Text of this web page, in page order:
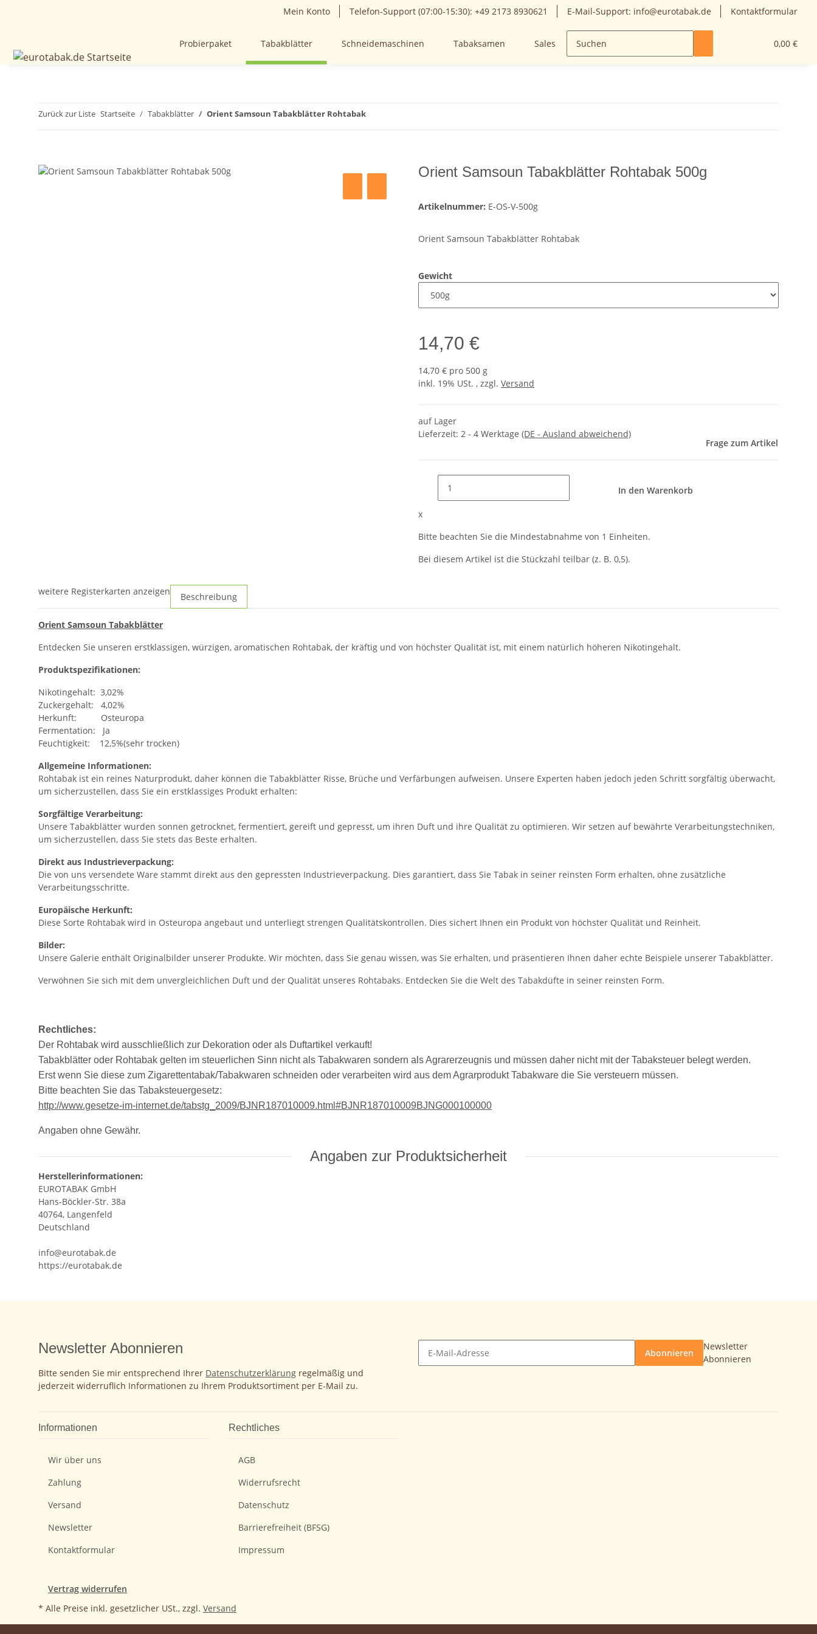
Mein Konto Telefon-Support (07:00-15:30): +49 2173 8930621 E-Mail-Support: info@eurotabak.de Kontaktformular
0,00 €
Probierpaket Tabakblätter Schneidemaschinen Tabaksamen Sales
Zurück zur Liste Startseite Tabakblätter Orient Samsoun Tabakblätter Rohtabak
Orient Samsoun Tabakblätter Rohtabak 500g
Artikelnummer: E-OS-V-500g
Orient Samsoun Tabakblätter Rohtabak
Gewicht
14,70 €
14,70 € pro 500 g
inkl. 19% USt. , zzgl. Versand
auf Lager
Lieferzeit: 2 - 4 Werktage (DE - Ausland abweichend)
Frage zum Artikel
In den Warenkorb
x
Bitte beachten Sie die Mindestabnahme von 1 Einheiten.
Bei diesem Artikel ist die Stückzahl teilbar (z. B. 0,5).
weitere Registerkarten anzeigen Beschreibung
Orient Samsoun Tabakblätter
Entdecken Sie unseren erstklassigen, würzigen, aromatischen Rohtabak, der kräftig und von höchster Qualität ist, mit einem natürlich höheren Nikotingehalt.
Produktspezifikationen:
Nikotingehalt: 3,02%
Zuckergehalt: 4,02%
Herkunft: Osteuropa
Fermentation: Ja
Feuchtigkeit: 12,5%(sehr trocken)
Allgemeine Informationen:
Rohtabak ist ein reines Naturprodukt, daher können die Tabakblätter Risse, Brüche und Verfärbungen aufweisen. Unsere Experten haben jedoch jeden Schritt sorgfältig überwacht,
um sicherzustellen, dass Sie ein erstklassiges Produkt erhalten:
Sorgfältige Verarbeitung:
Unsere Tabakblätter wurden sonnen getrocknet, fermentiert, gereift und gepresst, um ihren Duft und ihre Qualität zu optimieren. Wir setzen auf bewährte Verarbeitungstechniken,
um sicherzustellen, dass Sie stets das Beste erhalten.
Direkt aus Industrieverpackung:
Die von uns versendete Ware stammt direkt aus den gepressten Industrieverpackung. Dies garantiert, dass Sie Tabak in seiner reinsten Form erhalten, ohne zusätzliche
Verarbeitungsschritte.
Europäische Herkunft:
Diese Sorte Rohtabak wird in Osteuropa angebaut und unterliegt strengen Qualitätskontrollen. Dies sichert Ihnen ein Produkt von höchster Qualität und Reinheit.
Bilder:
Unsere Galerie enthält Originalbilder unserer Produkte. Wir möchten, dass Sie genau wissen, was Sie erhalten, und präsentieren Ihnen daher echte Beispiele unserer Tabakblätter.
Verwöhnen Sie sich mit dem unvergleichlichen Duft und der Qualität unseres Rohtabaks. Entdecken Sie die Welt des Tabakdüfte in seiner reinsten Form.
Rechtliches:
Der Rohtabak wird ausschließlich zur Dekoration oder als Duftartikel verkauft!
Tabakblätter oder Rohtabak gelten im steuerlichen Sinn nicht als Tabakwaren sondern als Agrarerzeugnis und müssen daher nicht mit der Tabaksteuer belegt werden.
Erst wenn Sie diese zum Zigarettentabak/Tabakwaren schneiden oder verarbeiten wird aus dem Agrarprodukt Tabakware die Sie versteuern müssen.
Bitte beachten Sie das Tabaksteuergesetz:
http://www.gesetze-im-internet.de/tabstg_2009/BJNR187010009.html#BJNR187010009BJNG000100000
Angaben ohne Gewähr.
Angaben zur Produktsicherheit
Herstellerinformationen:
EUROTABAK GmbH
Hans-Böckler-Str. 38a
40764, Langenfeld
Deutschland
info@eurotabak.de
https://eurotabak.de
Newsletter Abonnieren
Bitte senden Sie mir entsprechend Ihrer Datenschutzerklärung regelmäßig und
jederzeit widerruflich Informationen zu Ihrem Produktsortiment per E-Mail zu.
Abonnieren
Newsletter
Abonnieren
Informationen
Wir über uns
Zahlung
Versand
Newsletter
Kontaktformular
Rechtliches
AGB
Widerrufsrecht
Datenschutz
Barrierefreiheit (BFSG)
Impressum
Vertrag widerrufen
* Alle Preise inkl. gesetzlicher USt., zzgl. Versand